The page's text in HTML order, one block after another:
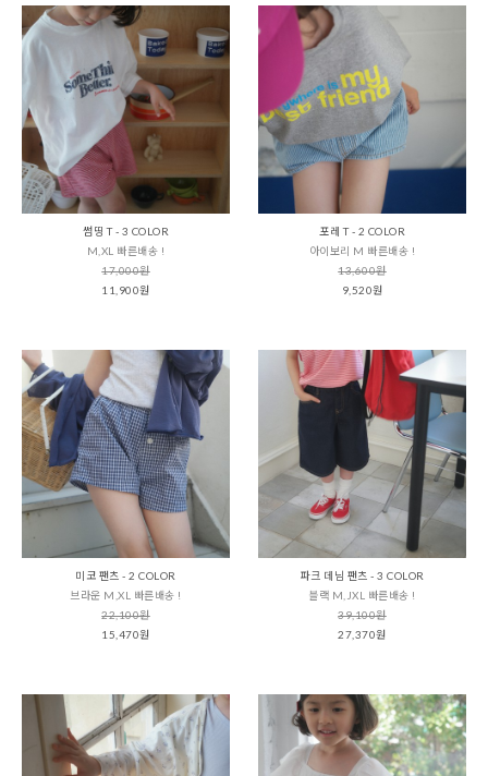
썸띵 T - 3 COLOR
M,XL 빠른배송 !
17,000원
11,900원
포레 T - 2 COLOR
아이보리 M 빠른배송 !
13,600원
9,520원
미코 팬츠 - 2 COLOR
브라운 M,XL 빠른배송 !
22,100원
15,470원
파크 데님 팬츠 - 3 COLOR
블랙 M,JXL 빠른배송 !
39,100원
27,370원